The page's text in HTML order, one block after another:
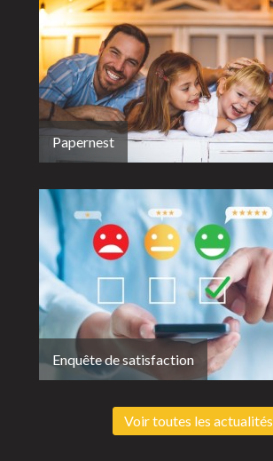
Papernest
Enquête de satisfaction
Voir toutes les actualités